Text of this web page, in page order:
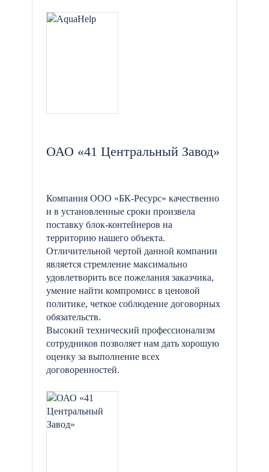
ОАО «41 Центральный Завод»
Компания ООО «БК-Ресурс» качественно
и в установленные сроки произвела
поставку блок-контейнеров на
территорию нашего объекта.
Отличительной чертой данной компании
является стремление максимально
удовлетворить все пожелания заказчика,
умение найти компромисс в ценовой
политике, четкое соблюдение договорных
обязательств.
Высокий технический профессионализм
сотрудников позволяет нам дать хорошую
оценку за выполнение всех
договоренностей.